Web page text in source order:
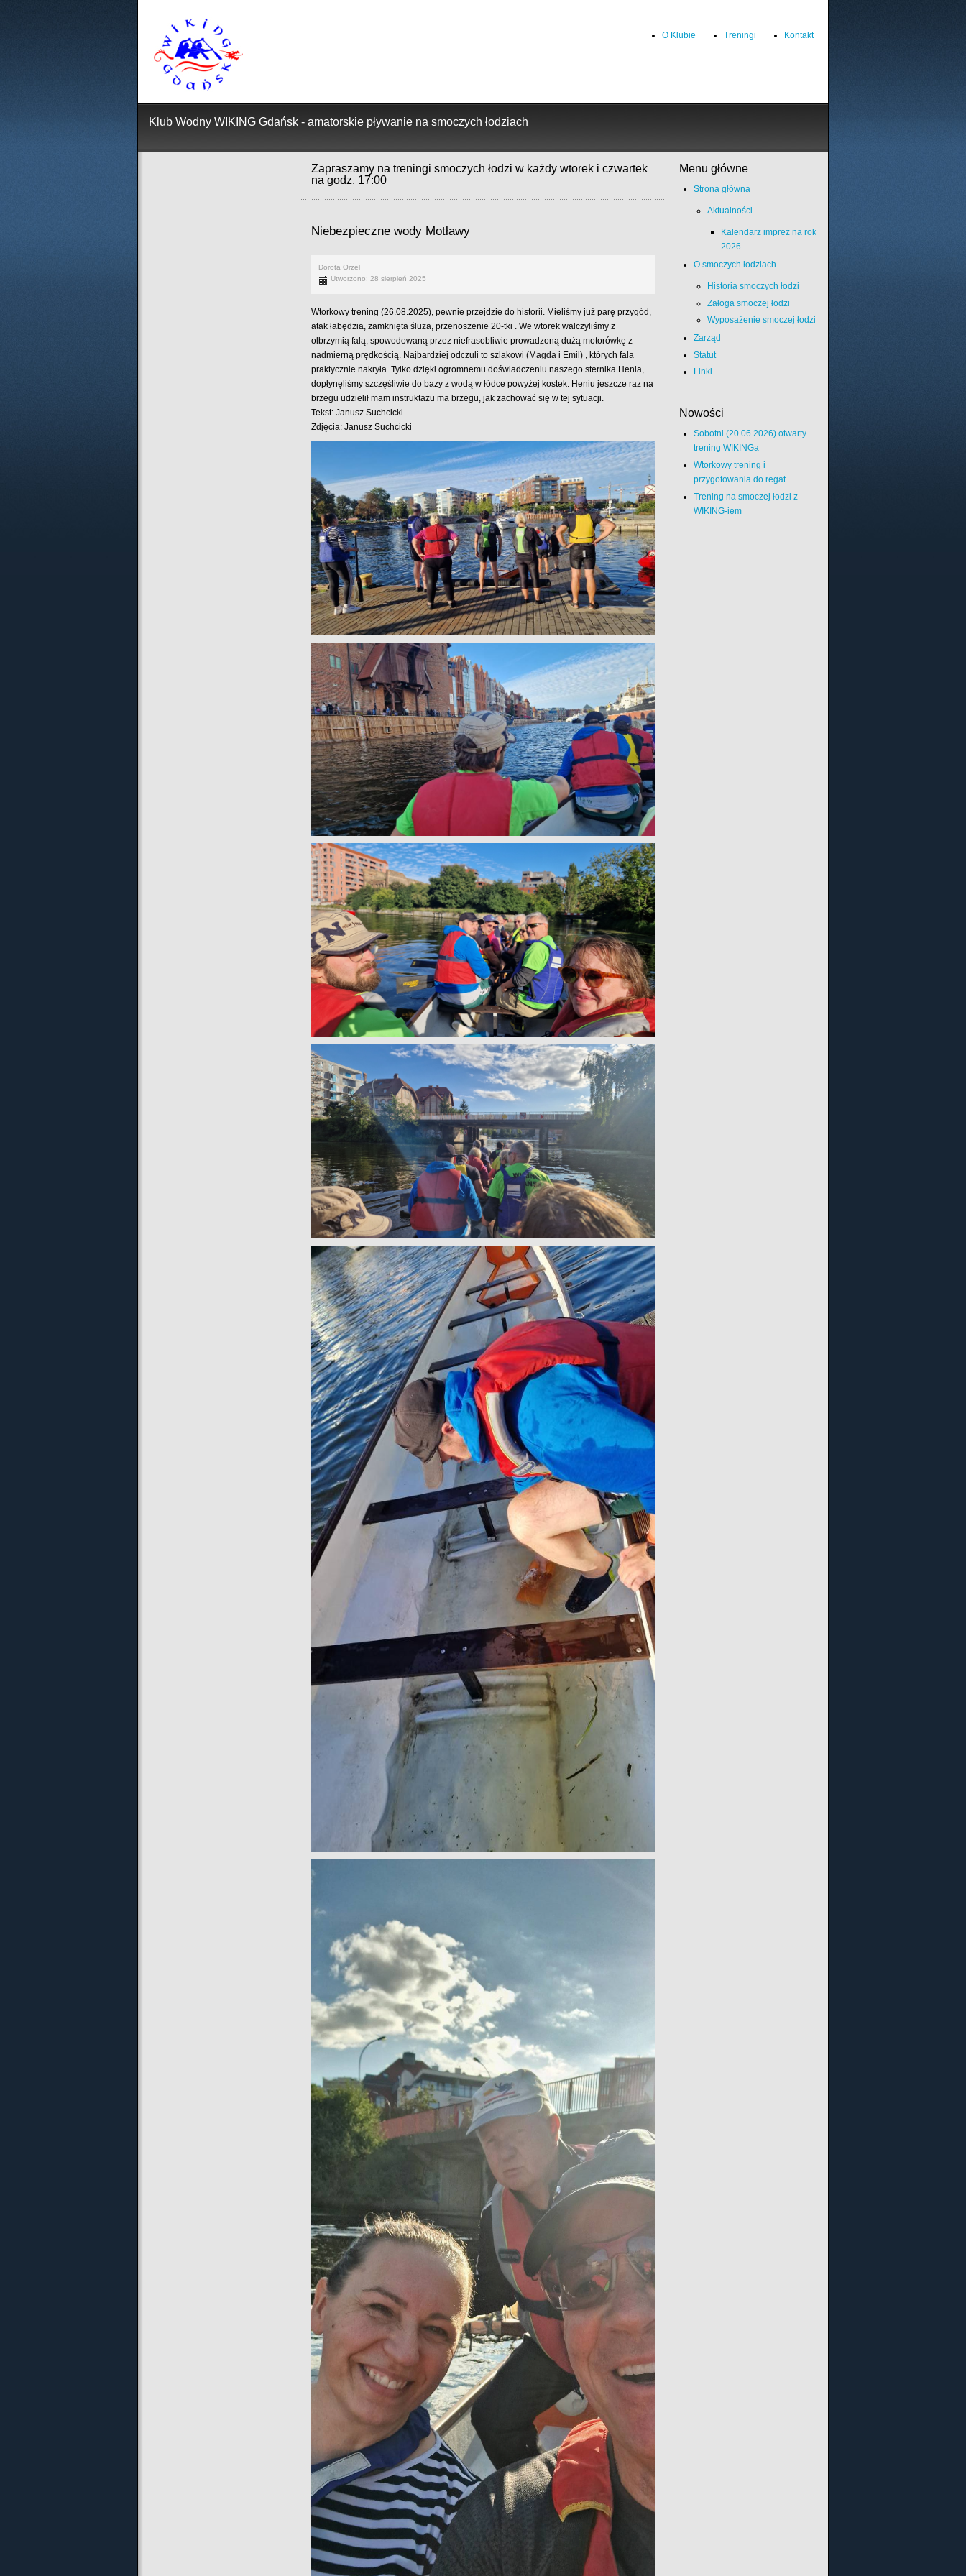
O Klubie Treningi Kontakt
Klub Wodny WIKING Gdańsk - amatorskie pływanie na smoczych łodziach
Zapraszamy na treningi smoczych łodzi w każdy wtorek i czwartek
na godz. 17:00
Niebezpieczne wody Motławy
Dorota Orzeł
Utworzono: 28 sierpień 2025
Wtorkowy trening (26.08.2025), pewnie przejdzie do historii. Mieliśmy już parę przygód,
atak łabędzia, zamknięta śluza, przenoszenie 20-tki . We wtorek walczyliśmy z
olbrzymią falą, spowodowaną przez niefrasobliwie prowadzoną dużą motorówkę z
nadmierną prędkością. Najbardziej odczuli to szlakowi (Magda i Emil) , których fala
praktycznie nakryła. Tylko dzięki ogromnemu doświadczeniu naszego sternika Henia,
dopłynęliśmy szczęśliwie do bazy z wodą w łódce powyżej kostek. Heniu jeszcze raz na
brzegu udzielił mam instruktażu ma brzegu, jak zachować się w tej sytuacji.
Tekst: Janusz Suchcicki
Zdjęcia: Janusz Suchcicki
Menu główne
Strona główna
Aktualności
Kalendarz imprez na rok
2026
O smoczych łodziach
Historia smoczych łodzi
Załoga smoczej łodzi
Wyposażenie smoczej łodzi
Zarząd
Statut
Linki
Nowości
Sobotni (20.06.2026) otwarty
trening WIKINGa
Wtorkowy trening i
przygotowania do regat
Trening na smoczej łodzi z
WIKING-iem